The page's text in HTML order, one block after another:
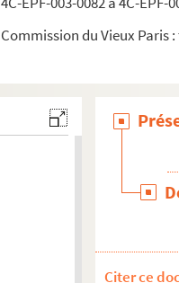
Commission du Vieux Paris
Citer ce